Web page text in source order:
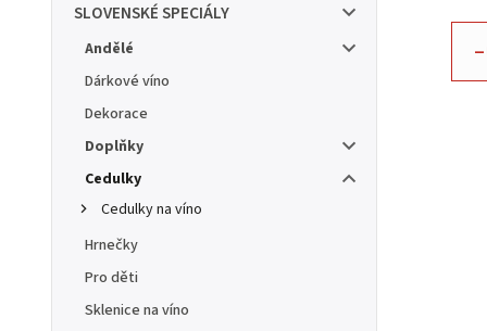
SLOVENSKÉ SPECIÁLY
Andělé
Dárkové víno
Dekorace
Doplňky
Cedulky
Cedulky na víno
Hrnečky
Pro děti
Sklenice na víno